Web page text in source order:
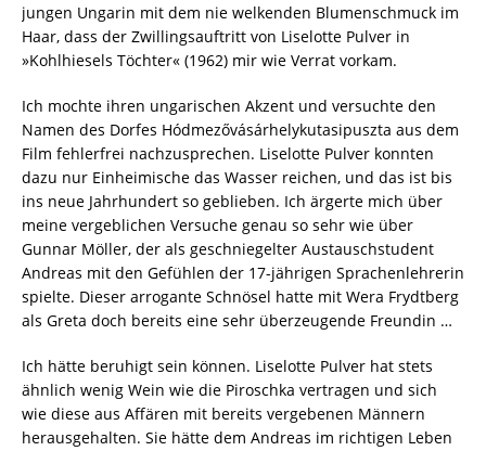
jungen Ungarin mit dem nie welkenden Blumenschmuck im
Haar, dass der Zwillingsauftritt von Liselotte Pulver in
»Kohlhiesels Töchter« (1962) mir wie Verrat vorkam.
Ich mochte ihren ungarischen Akzent und versuchte den
Namen des Dorfes Hódmezővásárhelykutasipuszta aus dem
Film fehlerfrei nachzusprechen. Liselotte Pulver konnten
dazu nur Einheimische das Wasser reichen, und das ist bis
ins neue Jahrhundert so geblieben. Ich ärgerte mich über
meine vergeblichen Versuche genau so sehr wie über
Gunnar Möller, der als geschniegelter Austauschstudent
Andreas mit den Gefühlen der 17-jährigen Sprachenlehrerin
spielte. Dieser arrogante Schnösel hatte mit Wera Frydtberg
als Greta doch bereits eine sehr überzeugende Freundin …
Ich hätte beruhigt sein können. Liselotte Pulver hat stets
ähnlich wenig Wein wie die Piroschka vertragen und sich
wie diese aus Affären mit bereits vergebenen Männern
herausgehalten. Sie hätte dem Andreas im richtigen Leben